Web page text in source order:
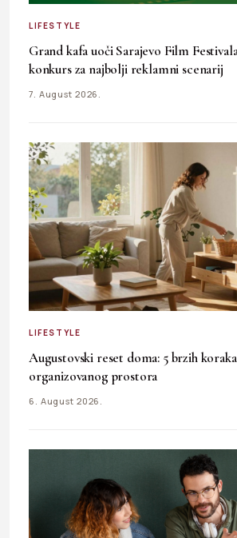
LIFESTYLE
Grand kafa uoči Sarajevo Film
konkurs za najbolji reklamni scenarij
7. August 2026.
LIFESTYLE
Augustovski reset doma: 5 brzih
organizovanog prostora
6. August 2026.